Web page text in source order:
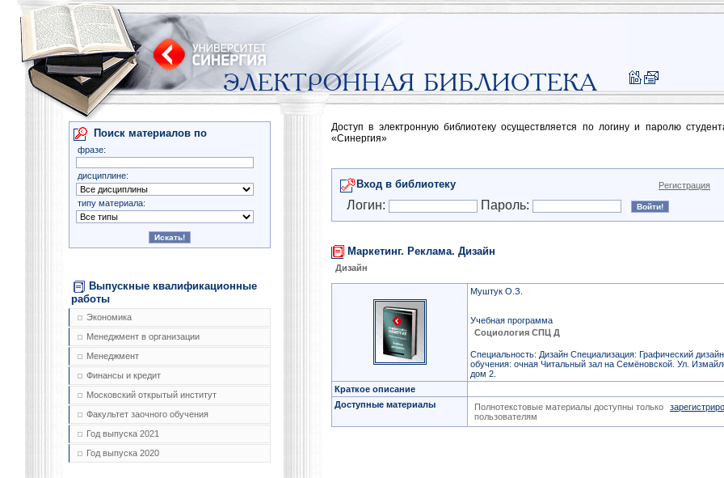
Поиск материалов по
фразе:
дисциплине:
типу материала:
Выпускные квалификационные
работы
Экономика
Менеджмент в организации
Менеджмент
Финансы и кредит
Московский открытый институт
Факультет заочного обучения
Год выпуска 2021
Год выпуска 2020
Доступ в электронную библиотеку осуществляется по логину и паролю
«Синергия»
Вход в библиотеку Регистрация
Логин: Пароль:
Маркетинг. Реклама. Дизайн
Дизайн
Муштук О.З.
Учебная программа
Социология СПЦ Д
Специальность: Дизайн Специализация: Графический
обучения: очная Читальный зал на Семёновской. Ул.
дом 2.
Краткое описание
Доступные материалы
Полнотекстовые материалы доступны только
пользователям